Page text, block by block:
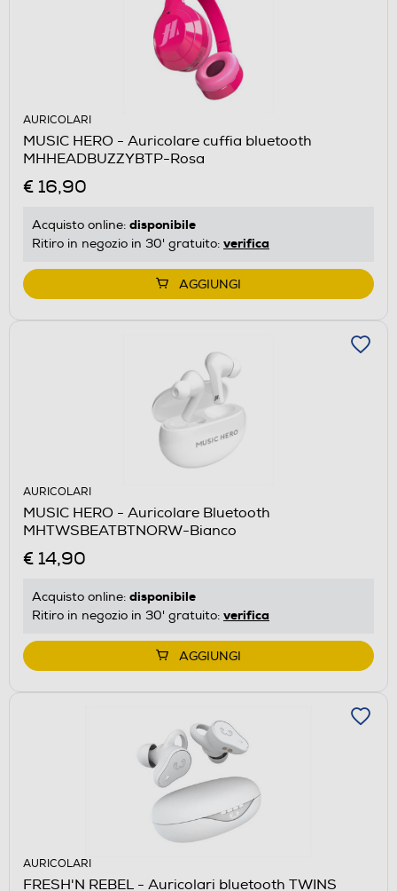
AURICOLARI
MUSIC HERO - Auricolare cuffia bluetooth
MHHEADBUZZYBTP-Rosa
€ 16,90
Acquisto online: disponibile
Ritiro in negozio in 30' gratuito: verifica
AGGIUNGI
AURICOLARI
MUSIC HERO - Auricolare Bluetooth
MHTWSBEATBTNORW-Bianco
€ 14,90
Acquisto online: disponibile
Ritiro in negozio in 30' gratuito: verifica
AGGIUNGI
AURICOLARI
FRESH'N REBEL - Auricolari bluetooth TWINS